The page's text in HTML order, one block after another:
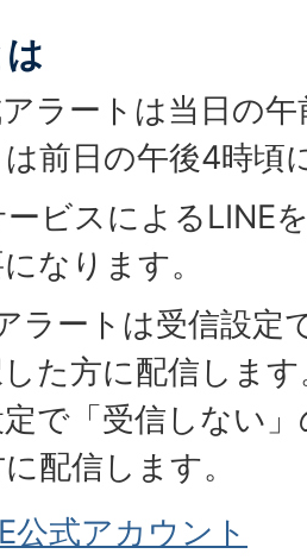
アラートは当日の
前日の午後4時頃
ービスによるLINE
なります。
ラートは受信設定
た方に配信しま
で「受信しない
配信します。
公式アカウント